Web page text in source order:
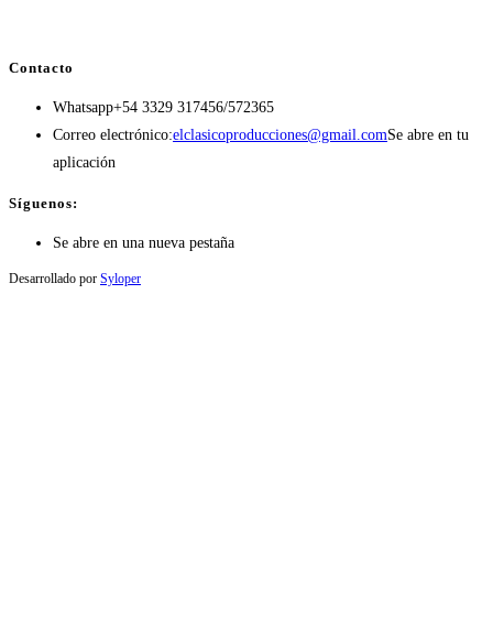
Contacto
Whatsapp+54 3329 317456/572365
Correo electrónico:elclasicoproducciones@gmail.comSe abre en tu
aplicación
Síguenos:
Se abre en una nueva pestaña
Desarrollado por Syloper